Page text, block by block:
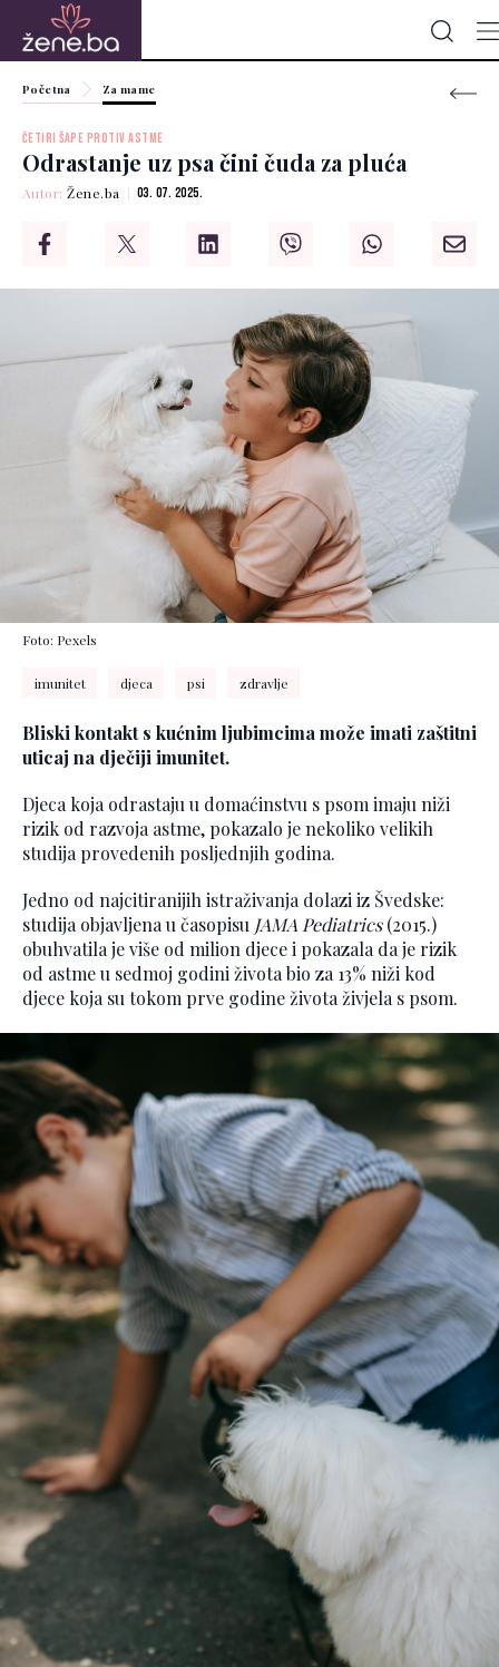
Početna Za mame
ČETIRI ŠAPE PROTIV ASTME
Odrastanje uz psa čini čuda za pluća
Autor:Žene.ba 03. 07. 2025.
Foto: Pexels
imunitet djeca psi zdravlje
Bliski kontakt s kućnim ljubimcima može imati zaštitni
uticaj na dječiji imunitet.
Djeca koja odrastaju u domaćinstvu s psom imaju niži
rizik od razvoja astme, pokazalo je nekoliko velikih
studija provedenih posljednjih godina.
Jedno od najcitiranijih istraživanja dolazi iz Švedske:
studija objavljena u časopisu JAMA Pediatrics(2015.)
obuhvatila je više od milion djece i pokazala da je rizik
od astme u sedmoj godini života bio za 13% niži kod
djece koja su tokom prve godine života živjela s psom.